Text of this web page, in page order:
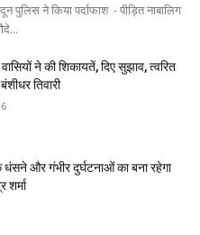
ने किया पर्दाफाश - पीड़ित नाबालिग
ने की शिकायतें, दिए सुझाव, त्वरित
बंशीधर तिवारी
और गंभीर दुर्घटनाओं का बना रहेगा
शर्मा